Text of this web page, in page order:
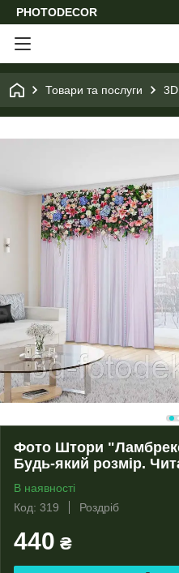
PHOTODECOR
Товари та послуги
Фото Штори
Будь-який розмір.
В наявності
Код: 319
Роздріб
440 ₴